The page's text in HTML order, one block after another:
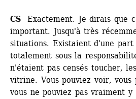
CS Exactement. Je dirais que
important. Jusqu'à très
situations. Existaient d'une
totalement sous la
n'étaient pas censés toucher,
vitrine. Vous pouviez voir,
vous ne pouviez pas vraiment